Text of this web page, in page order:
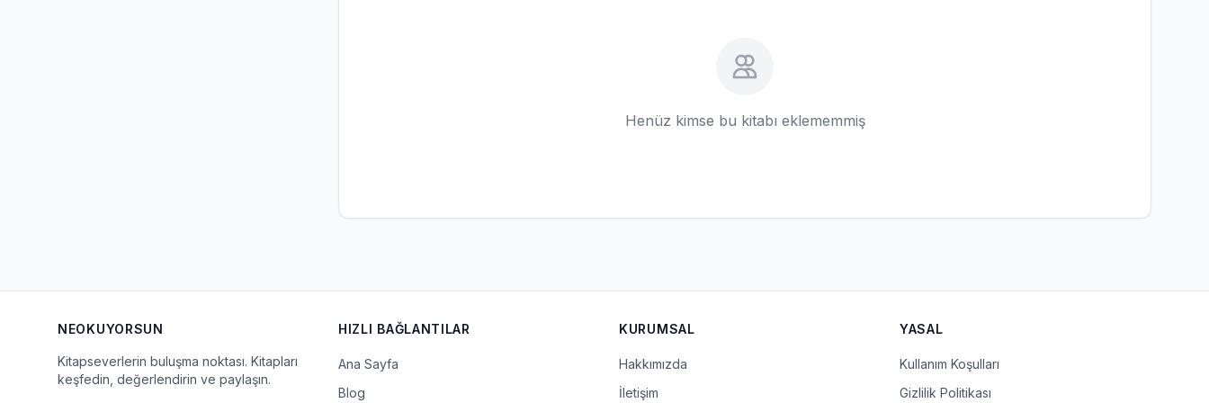
Henüz kimse bu kitabı eklememmiş
NEOKUYORSUN
Kitapseverlerin buluşma noktası. Kitapları
keşfedin, değerlendirin ve paylaşın.
HIZLI BAĞLANTILAR
Ana Sayfa
Blog
KURUMSAL
Hakkımızda
İletişim
YASAL
Kullanım Koşulları
Gizlilik Politikası